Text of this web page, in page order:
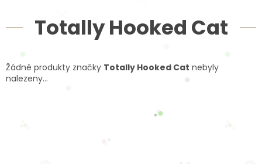
Totally Hooked Cat
Žádné produkty značky Totally Hooked Cat nebyly
nalezeny...